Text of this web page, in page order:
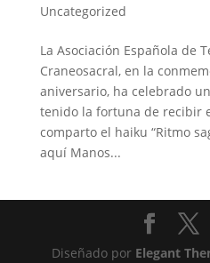
Uncategorized
La Asociación Española de
Craneosacral, en la
aniversario, ha celebrado
tenido la fortuna de
comparto el haiku “Ritmo
aquí Manos...
Diseñado por Elegant